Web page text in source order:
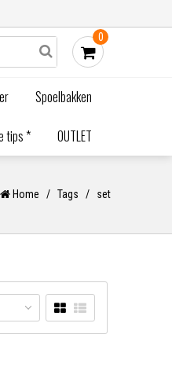
0
Spoelbakken
tips * OUTLET
Home / Tags / set